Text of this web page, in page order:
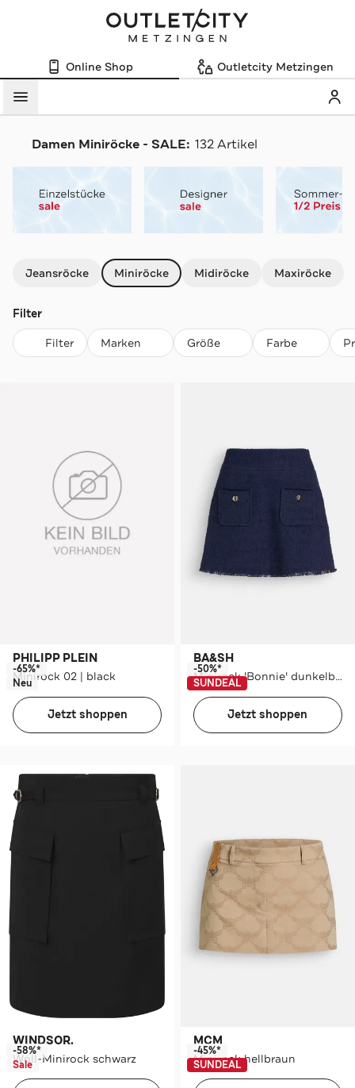
Online Shop Outletcity Metzingen
Menü
Damen Miniröcke - SALE: 132 Artikel
Jeansröcke Miniröcke Midiröcke Maxiröcke
Filter
Filter Marken Größe Farbe
PHILIPP PLEIN
Minirock 02 | black
-65%*
Neu
Jetzt shoppen
BA&SH
Minirock 'Bonnie' dunkelblau
-50%*
SUNDEAL
Jetzt shoppen
WINDSOR.
Woll-Minirock schwarz
-58%*
Sale
MCM
Minirock hellbraun
-45%*
SUNDEAL